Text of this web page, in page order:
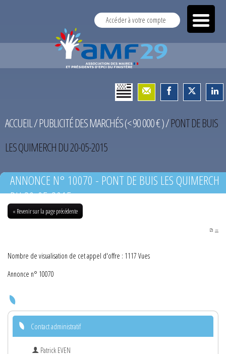
Accéder à votre compte
ACCUEIL/PUBLICITÉ DES MARCHÉS (< 90 000 € )/PONT DE BUIS
LES QUIMERCH DU 20-05-2015
ANNONCE N° 10070 - PONT DE BUIS LES QUIMERCH
DU 20-05-2015
« Revenir sur la page précédente
PDF
Nombre de visualisation de cet appel d'offre : 1117 Vues
Annonce n° 10070
Contact administratif
Patrick EVEN